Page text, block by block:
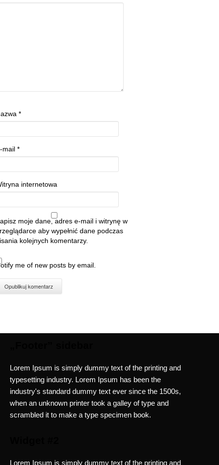
*
mail *
internetowa
moje dane, adres e-mail i witrynę w
aby wypełnić dane podczas
kolejnych komentarzy.
me of new posts by email.
Lorem Ipsum is simply dummy text of the printing and
typesetting industry. Lorem Ipsum has been the
industry's standard dummy text ever since the 1500s,
when an unknown printer took a galley of type and
scrambled it to make a type specimen book.
Lorem Ipsum is simply dummy text of the printing and